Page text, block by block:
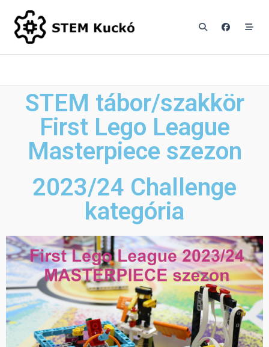
STEM tábor/szakkör
First Lego League
Masterpiece szezon
2023/24 Challenge
kategória